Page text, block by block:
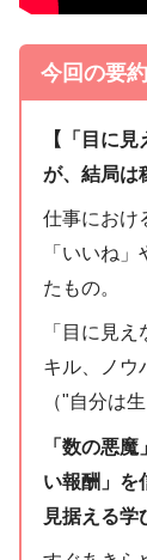
今回の要
【「目に
が、結局は
仕事におけ
「いいね
たもの。
「目に見
キル、ノウ
（"自分は
「数の悪
い報酬」を
見据える学